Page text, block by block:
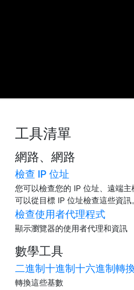
工具清單
網路、網路
檢查 IP 位址
您可以檢查您的 IP 位址、遠端
可以從目標 IP 位址檢查這些資訊。
檢查使用者代理程式
顯示瀏覽器的使用者代理和資訊
數學工具
二進制十進制十六進制轉
轉換這些基數